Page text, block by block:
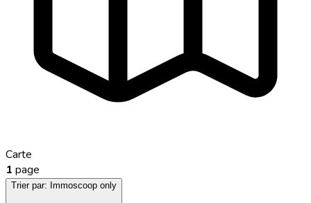
Carte
1 page
Trier par: Immoscoop only